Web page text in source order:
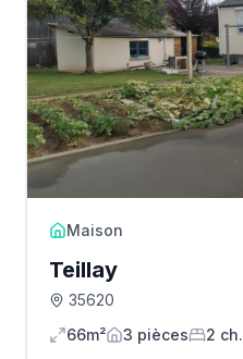
Maison
Teillay
35620
66m²
3 pièces 2 ch.